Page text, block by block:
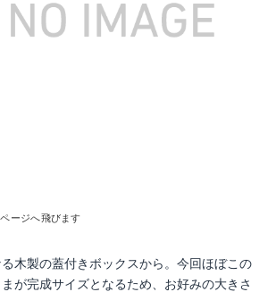
ージへ飛びます
木製の蓋付きボックスから。今回ほぼこの
が完成サイズとなるため、お好みの大きさ